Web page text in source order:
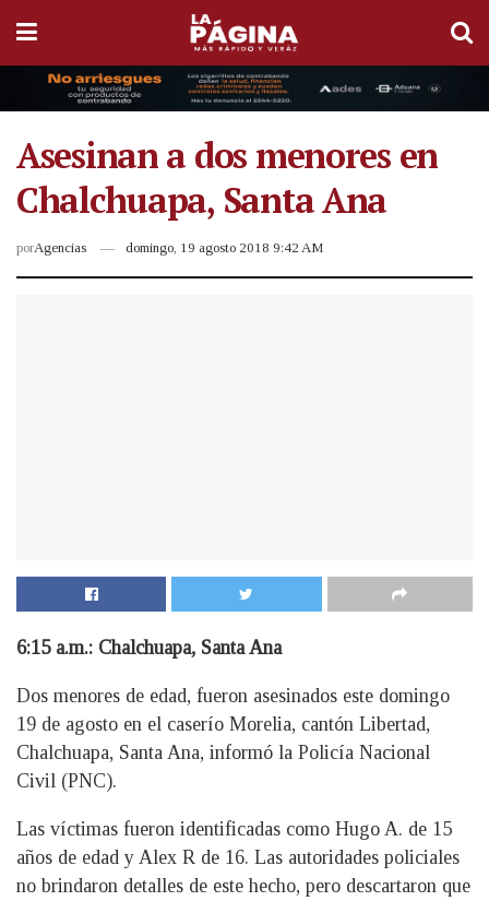
Asesinan a dos menores en
Chalchuapa, Santa Ana
porAgencias domingo, 19 agosto 2018 9:42 AM
6:15 a.m.: Chalchuapa, Santa Ana
Dos menores de edad, fueron asesinados este domingo
19 de agosto en el caserío Morelia, cantón Libertad,
Chalchuapa, Santa Ana, informó la Policía Nacional
Civil (PNC).
Las víctimas fueron identificadas como Hugo A. de 15
años de edad y Alex R de 16. Las autoridades policiales
no brindaron detalles de este hecho, pero descartaron que